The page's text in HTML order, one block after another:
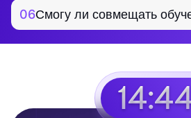
06Смогу ли совмещать